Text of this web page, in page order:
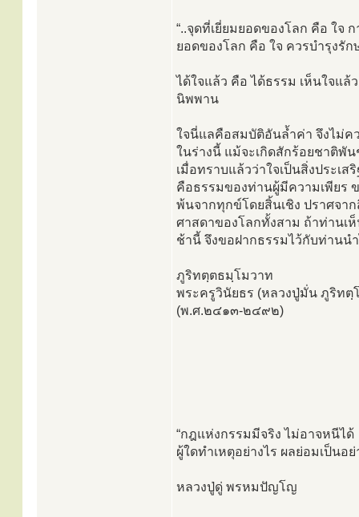
“..จุดที่เยี่ยมยอดของโลก คือ ใจ
ยอดของโลก คือ ใจ ควรบำรุงรัก
ได้ใจแล้ว คือ ได้ธรรม เห็นใจแ
นิพพาน
ใจนี่แลคือสมบัติอันล้ำค่า จึงไม่ค
ในร่างนี้ แม้จะเกิดสักร้อยชาติพั
เมื่อทราบแล้วว่าใจเป็นสิ่งประเ
คือธรรมของท่านผู้มีความเพียร
พ้นจากทุกข์โดยสิ้นเชิง ปราศจา
ศาสดาของโลกทั้งสาม ถ้าท่านเ
ช้านี้ จึงขอฝากธรรมไว้กับท่านน
ภูริทตฺตธมฺโมวาท
พระครูวินัยธร (หลวงปู่มั่น ภูริทตฺ
(พ.ศ.๒๔๑๓-๒๔๙๒)
“กฎแห่งกรรมมีจริง ไม่อาจหนีได้
ผู้ใดทำเหตุอย่างไร ผลย่อมเป็นอย่
หลวงปู่ดู่ พรหมปัญโญ